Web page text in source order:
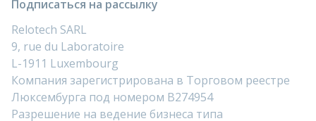
Подписаться на рассылку
Relotech SARL
9, rue du Laboratoire
L-1911 Luxembourg
Компания зарегистрирована в Торговом реестре
Люксембурга под номером B274954
Разрешение на ведение бизнеса типа